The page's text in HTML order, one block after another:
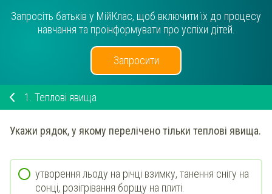
Запросіть батьків у МійКлас, щоб включити їх до процесу
навчання та проінформувати про успіхи дітей.
Запросити
1. Теплові явища
Укажи рядок,у якому перелічено тільки теплові явища.
утворення льоду на річці взимку, танення снігу на
сонці, розігрівання борщу на плиті.